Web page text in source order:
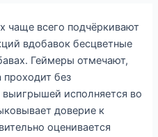
чаще всего подчёркивают
вдобавок бесцветные
Геймеры отмечают,
проходит без
исполняется во
доверие к
оценивается